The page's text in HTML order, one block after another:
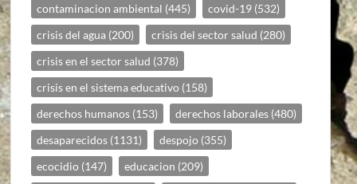
contaminacion ambiental (445) covid-19 (532)
crisis del agua (200) crisis del sector salud (280)
crisis en el sector salud (378)
crisis en el sistema educativo (158)
derechos humanos (153) derechos laborales (480)
desaparecidos (1131) despojo (355)
ecocidio (147) educacion (209)